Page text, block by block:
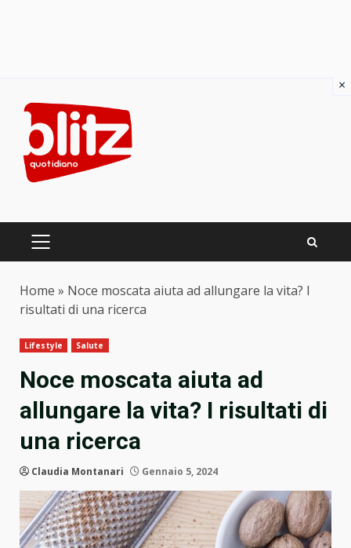
content
PRIMARY
Home » Noce moscata aiuta ad allungare la vita? I
risultati di una ricerca
Lifestyle Salute
Noce moscata aiuta ad
allungare la vita? I risultati di
una ricerca
Claudia Montanari Gennaio 5, 2024
×